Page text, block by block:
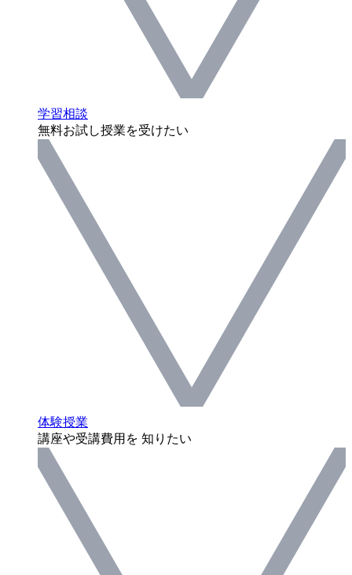
学習相談
無料お試し授業を受けたい
体験授業
講座や受講費用を 知りたい